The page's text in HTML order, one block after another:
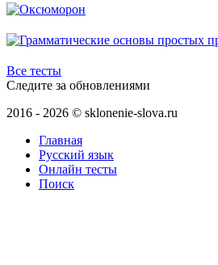
Все тесты
Следите за обновлениями
2016 - 2026 © sklonenie-slova.ru
Главная
Русский язык
Онлайн тесты
Поиск